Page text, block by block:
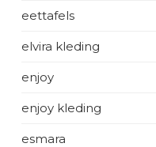
eettafels
elvira kleding
enjoy
enjoy kleding
esmara